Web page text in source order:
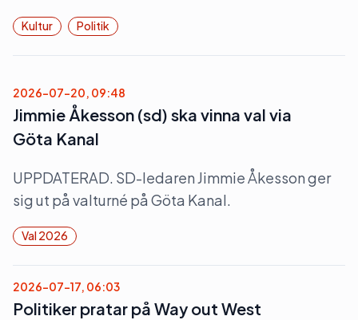
Kultur Politik
2026-07-20, 09:48
Jimmie Åkesson (sd) ska vinna val via
Göta Kanal
UPPDATERAD. SD-ledaren Jimmie Åkesson ger
sig ut på valturné på Göta Kanal.
Val 2026
2026-07-17, 06:03
Politiker pratar på Way out West